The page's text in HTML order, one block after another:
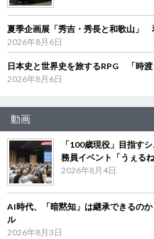
夏季企画展「秀吉・秀長と和歌山」
2026年8月6日
日本史と世界史を旅するRPG 「時
2026年8月6日
動画
「100歳現役」目指す
務員イベント「うぇる
2026年8月4日
AI時代、「暗黙知」は継承できるの
ル
2026年8月3日